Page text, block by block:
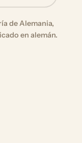
de Alemania,
en alemán.